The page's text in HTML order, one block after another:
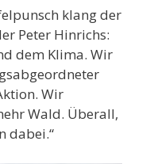
klang der
Peter Hinrichs:
dem Klima. Wir
Wir
Wald. Überall,
dabei.“